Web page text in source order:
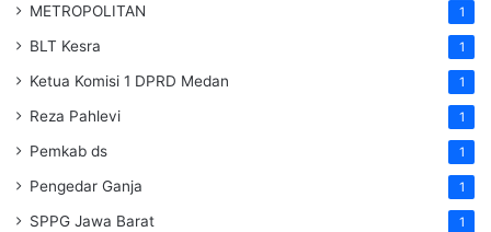
METROPOLITAN 1
BLT Kesra 1
Ketua Komisi 1 DPRD Medan 1
Reza Pahlevi 1
Pemkab ds 1
Pengedar Ganja 1
SPPG Jawa Barat 1